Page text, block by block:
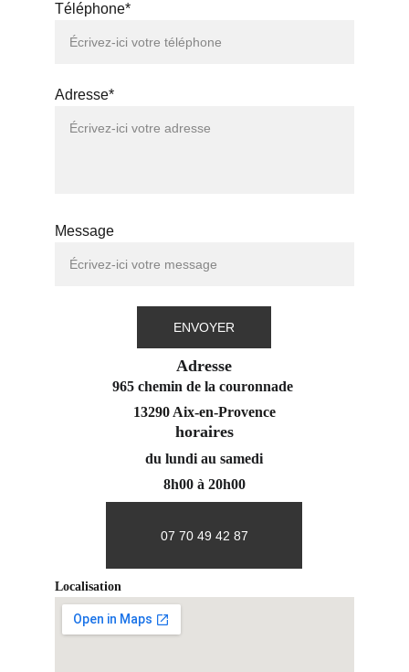
Téléphone*
Adresse*
Message
ENVOYER
Adresse
965 chemin de la couronnade
13290 Aix-en-Provence
07 70 49 42 87
Localisation
horaires
du lundi au samedi
8h00 à 20h00